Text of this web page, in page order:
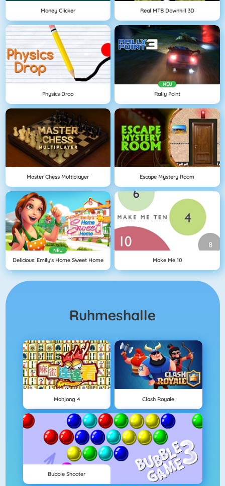
Money Clicker Real MTB Downhill 3D
Physics Drop
NEU
Rally Point
Master Chess Multiplayer Escape Mystery Room
NEU
Delicious: Emily's Home Sweet Home Make Me 10
Ruhmeshalle
Mahjong 4 Clash Royale
Bubble Shooter